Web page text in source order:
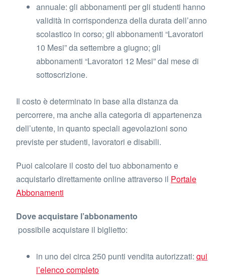
annuale: gli abbonamenti per gli studenti hanno
validità in corrispondenza della durata dell’anno
scolastico in corso; gli abbonamenti “Lavoratori
10 Mesi” da settembre a giugno; gli
abbonamenti “Lavoratori 12 Mesi” dal mese di
sottoscrizione.
Il costo è determinato in base alla distanza da
percorrere, ma anche alla categoria di appartenenza
dell’utente, in quanto speciali agevolazioni sono
previste per studenti, lavoratori e disabili.
Puoi calcolare il costo del tuo abbonamento e
acquistarlo direttamente online attraverso il Portale
Abbonamenti
Dove acquistare l’abbonamento
possibile acquistare il biglietto:
in uno dei circa 250 punti vendita autorizzati: qui
l’elenco completo